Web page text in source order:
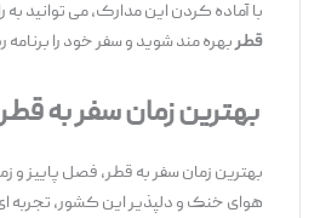
با آماده کردن این مدارک، می ‌توانید به ‌راحتی
بهره‌ مند شوید و سفر خود را برنامه ‌ریزی
بهترین زمان سفر به قطر
بهترین زمان سفر به قطر، فصل پاییز و
هوای خنک و دلپذیر این کشور، تجربه ‌ای